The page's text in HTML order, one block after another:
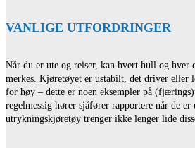
VANLIGE UTFORDRINGER
Når du er ute og reiser, kan hvert hull og hver
merkes. Kjøretøyet er ustabilt, det driver eller
for høy – ​​dette er noen eksempler på
regelmessig hører sjåfører rapportere når de er
utrykningskjøretøy trenger ikke lenger lide